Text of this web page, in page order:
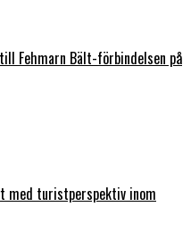
Fehmarn Bält-förbindelsen på
med turistperspektiv inom